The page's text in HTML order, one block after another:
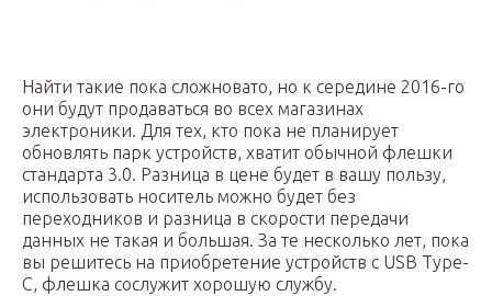
Найти такие пока сложновато, но к середине 2016-го
они будут продаваться во всех магазинах
электроники. Для тех, кто пока не планирует
обновлять парк устройств, хватит обычной флешки
стандарта 3.0. Разница в цене будет в вашу пользу,
использовать носитель можно будет без
переходников и разница в скорости передачи
данных не такая и большая. За те несколько лет, пока
вы решитесь на приобретение устройств с USB Type-
C, флешка сослужит хорошую службу.